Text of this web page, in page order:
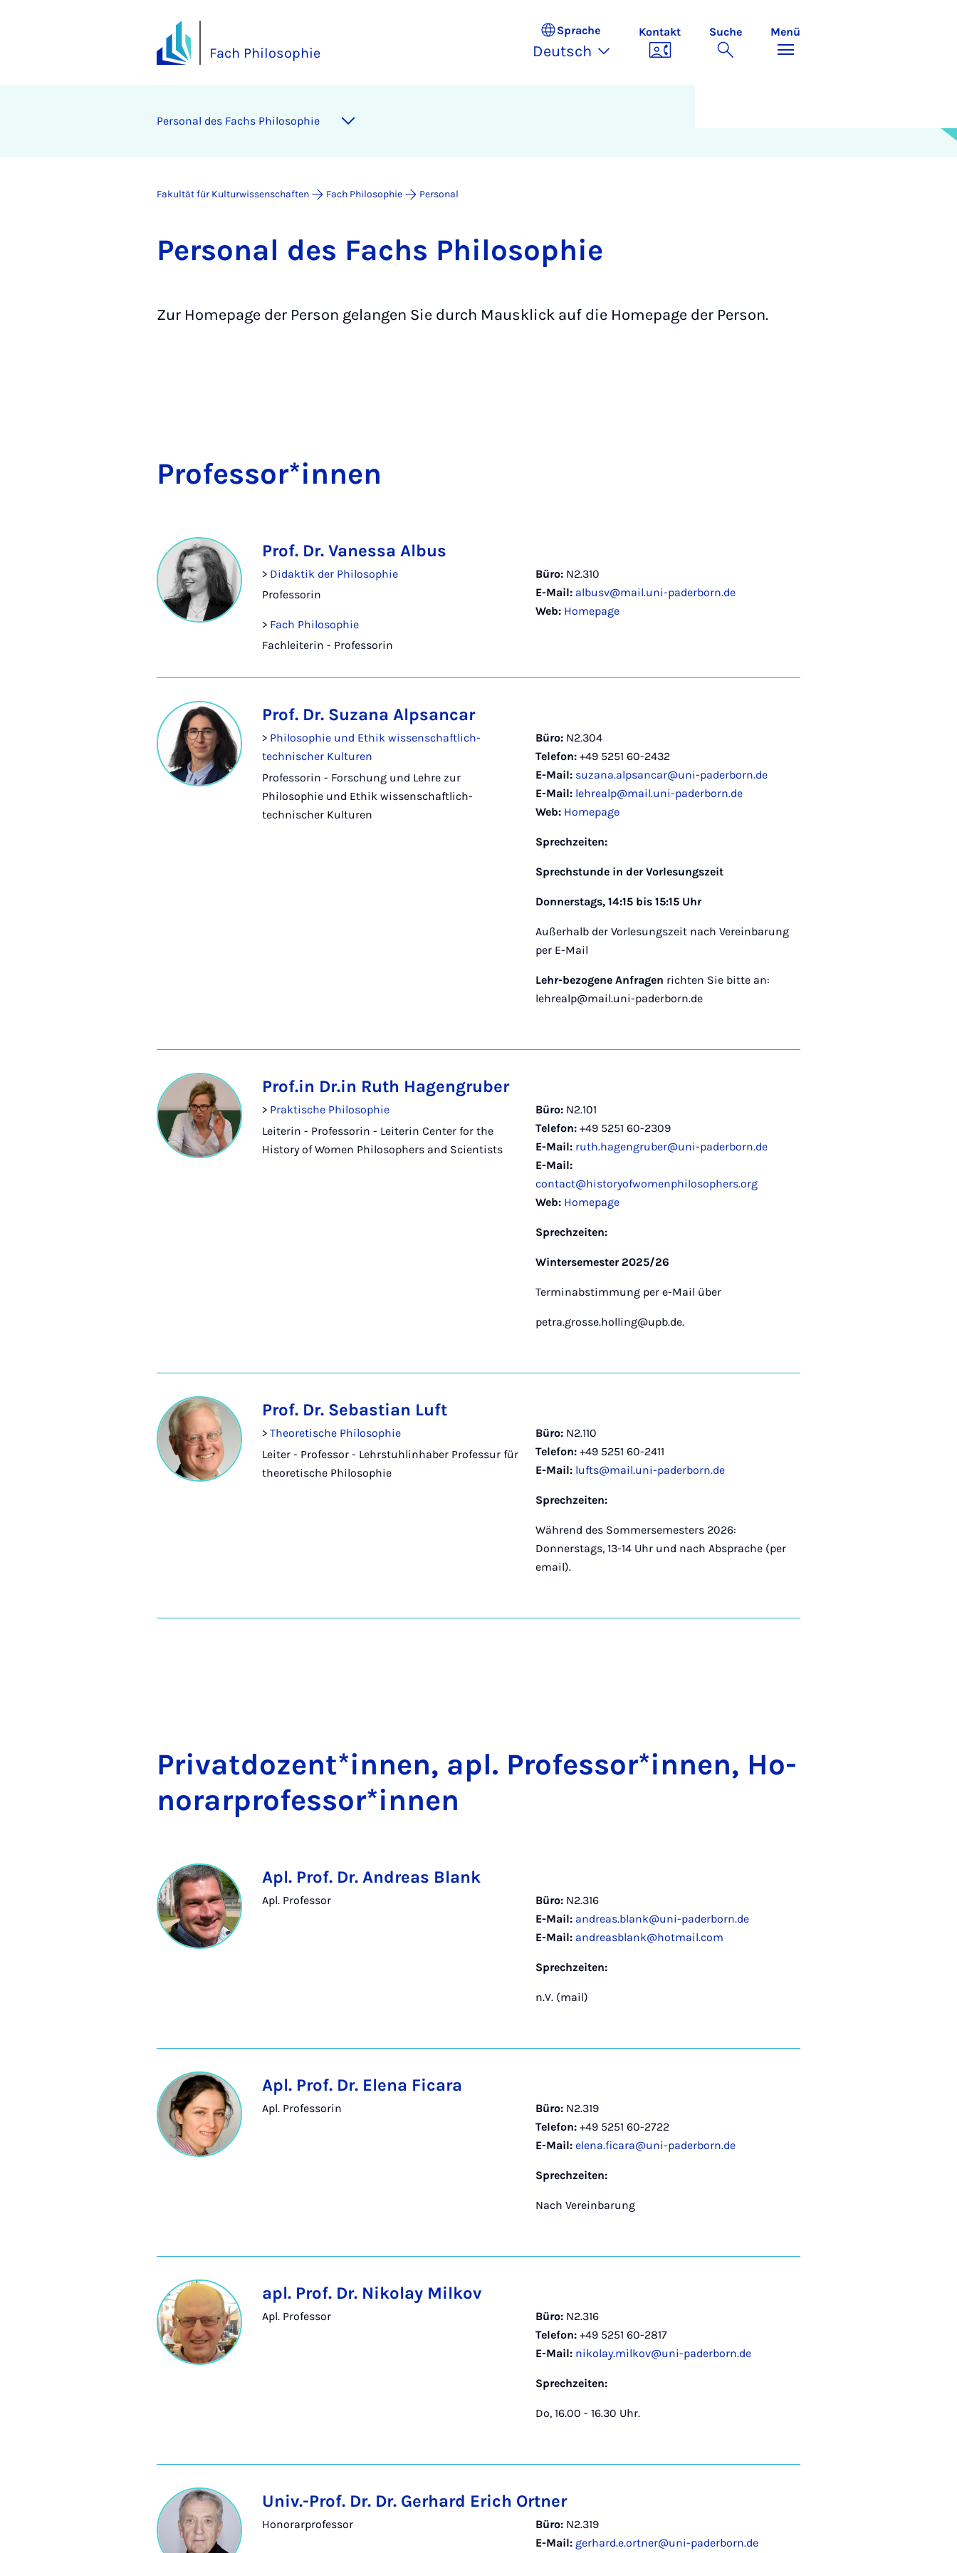
Fach Philosophie
Sprache
Deutsch
Kontakt Suche Menü
Per­so­nal des Fachs Phi­lo­so­phie
Fakultät für Kulturwissenschaften Fach Philosophie Personal
Per­so­nal des Fachs Phi­lo­so­phie
Zur Homepage der Person gelangen Sie durch Mausklick auf die Homepage der Person.
Pro­fes­sor*in­nen
Prof. Dr. Vanessa Albus
> Didaktik der Philosophie
Professorin
> Fach Philosophie
Fachleiterin - Professorin
Büro: N2.310
E-Mail: albusv@mail.uni-paderborn.de
Web: Homepage
Prof. Dr. Suzana Alpsancar
> Philosophie und Ethik wissenschaftlich-
technischer Kulturen
Professorin - Forschung und Lehre zur
Philosophie und Ethik wissenschaftlich-
technischer Kulturen
Büro: N2.304
Telefon: +49 5251 60-2432
E-Mail: suzana.alpsancar@uni-paderborn.de
E-Mail: lehrealp@mail.uni-paderborn.de
Web: Homepage
Sprechzeiten:
Sprechstunde in der Vorlesungszeit
Donnerstags, 14:15 bis 15:15 Uhr
Außerhalb der Vorlesungszeit nach Vereinbarung
per E-Mail
Lehr-bezogene Anfragen richten Sie bitte an:
lehrealp@mail.uni-paderborn.de
Prof.in Dr.in Ruth Hagengruber
> Praktische Philosophie
Leiterin - Professorin - Leiterin Center for the
History of Women Philosophers and Scientists
Büro: N2.101
Telefon: +49 5251 60-2309
E-Mail: ruth.hagengruber@uni-paderborn.de
E-Mail:
contact@historyofwomenphilosophers.org
Web: Homepage
Sprechzeiten:
Wintersemester 2025/26
Terminabstimmung per e-Mail über
petra.grosse.holling@upb.de.
Prof. Dr. Sebastian Luft
> Theoretische Philosophie
Leiter - Professor - Lehrstuhlinhaber Professur für
theoretische Philosophie
Büro: N2.110
Telefon: +49 5251 60-2411
E-Mail: lufts@mail.uni-paderborn.de
Sprechzeiten:
Während des Sommersemesters 2026:
Donnerstags, 13-14 Uhr und nach Absprache (per
email).
Pri­vat­do­zent*in­nen, apl. Pro­fes­sor*in­nen, Ho­
no­ra­r­pro­fes­sor*in­nen
Apl. Prof. Dr. Andreas Blank
Apl. Professor Büro: N2.316
E-Mail: andreas.blank@uni-paderborn.de
E-Mail: andreasblank@hotmail.com
Sprechzeiten:
n.V. (mail)
Apl. Prof. Dr. Elena Ficara
Apl. Professorin Büro: N2.319
Telefon: +49 5251 60-2722
E-Mail: elena.ficara@uni-paderborn.de
Sprechzeiten:
Nach Vereinbarung
apl. Prof. Dr. Nikolay Milkov
Apl. Professor Büro: N2.316
Telefon: +49 5251 60-2817
E-Mail: nikolay.milkov@uni-paderborn.de
Sprechzeiten:
Do, 16.00 - 16.30 Uhr.
Univ.-Prof. Dr. Dr. Gerhard Erich Ortner
Honorarprofessor Büro: N2.319
E-Mail: gerhard.e.ortner@uni-paderborn.de